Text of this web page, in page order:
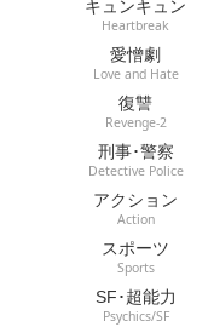
キュンキュン
Heartbreak
愛憎劇
Love and Hate
復讐
Revenge-2
刑事･警察
Detective Police
アクション
Action
スポーツ
Sports
SF･超能力
Psychics/SF